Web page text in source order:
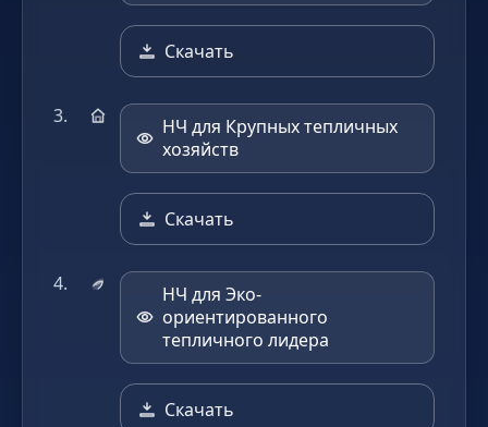
Скачать
НЧ для Крупных тепличных
хозяйств
Скачать
НЧ для Эко-
ориентированного
тепличного лидера
Скачать